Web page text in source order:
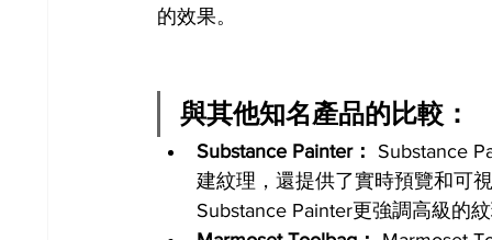
的效果。
與其他知名產品的比較：
Substance Painter： Substance
建紋理，還提供了實時預覽和可
Substance Painter更強調高級的紋